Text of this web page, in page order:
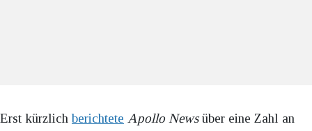
Erst kürzlichberichtete Apollo Newsüber eine Zahl an